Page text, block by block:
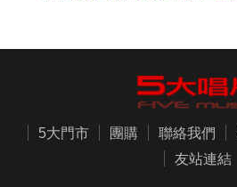
5大門市 團購 聯絡我們
友站連結